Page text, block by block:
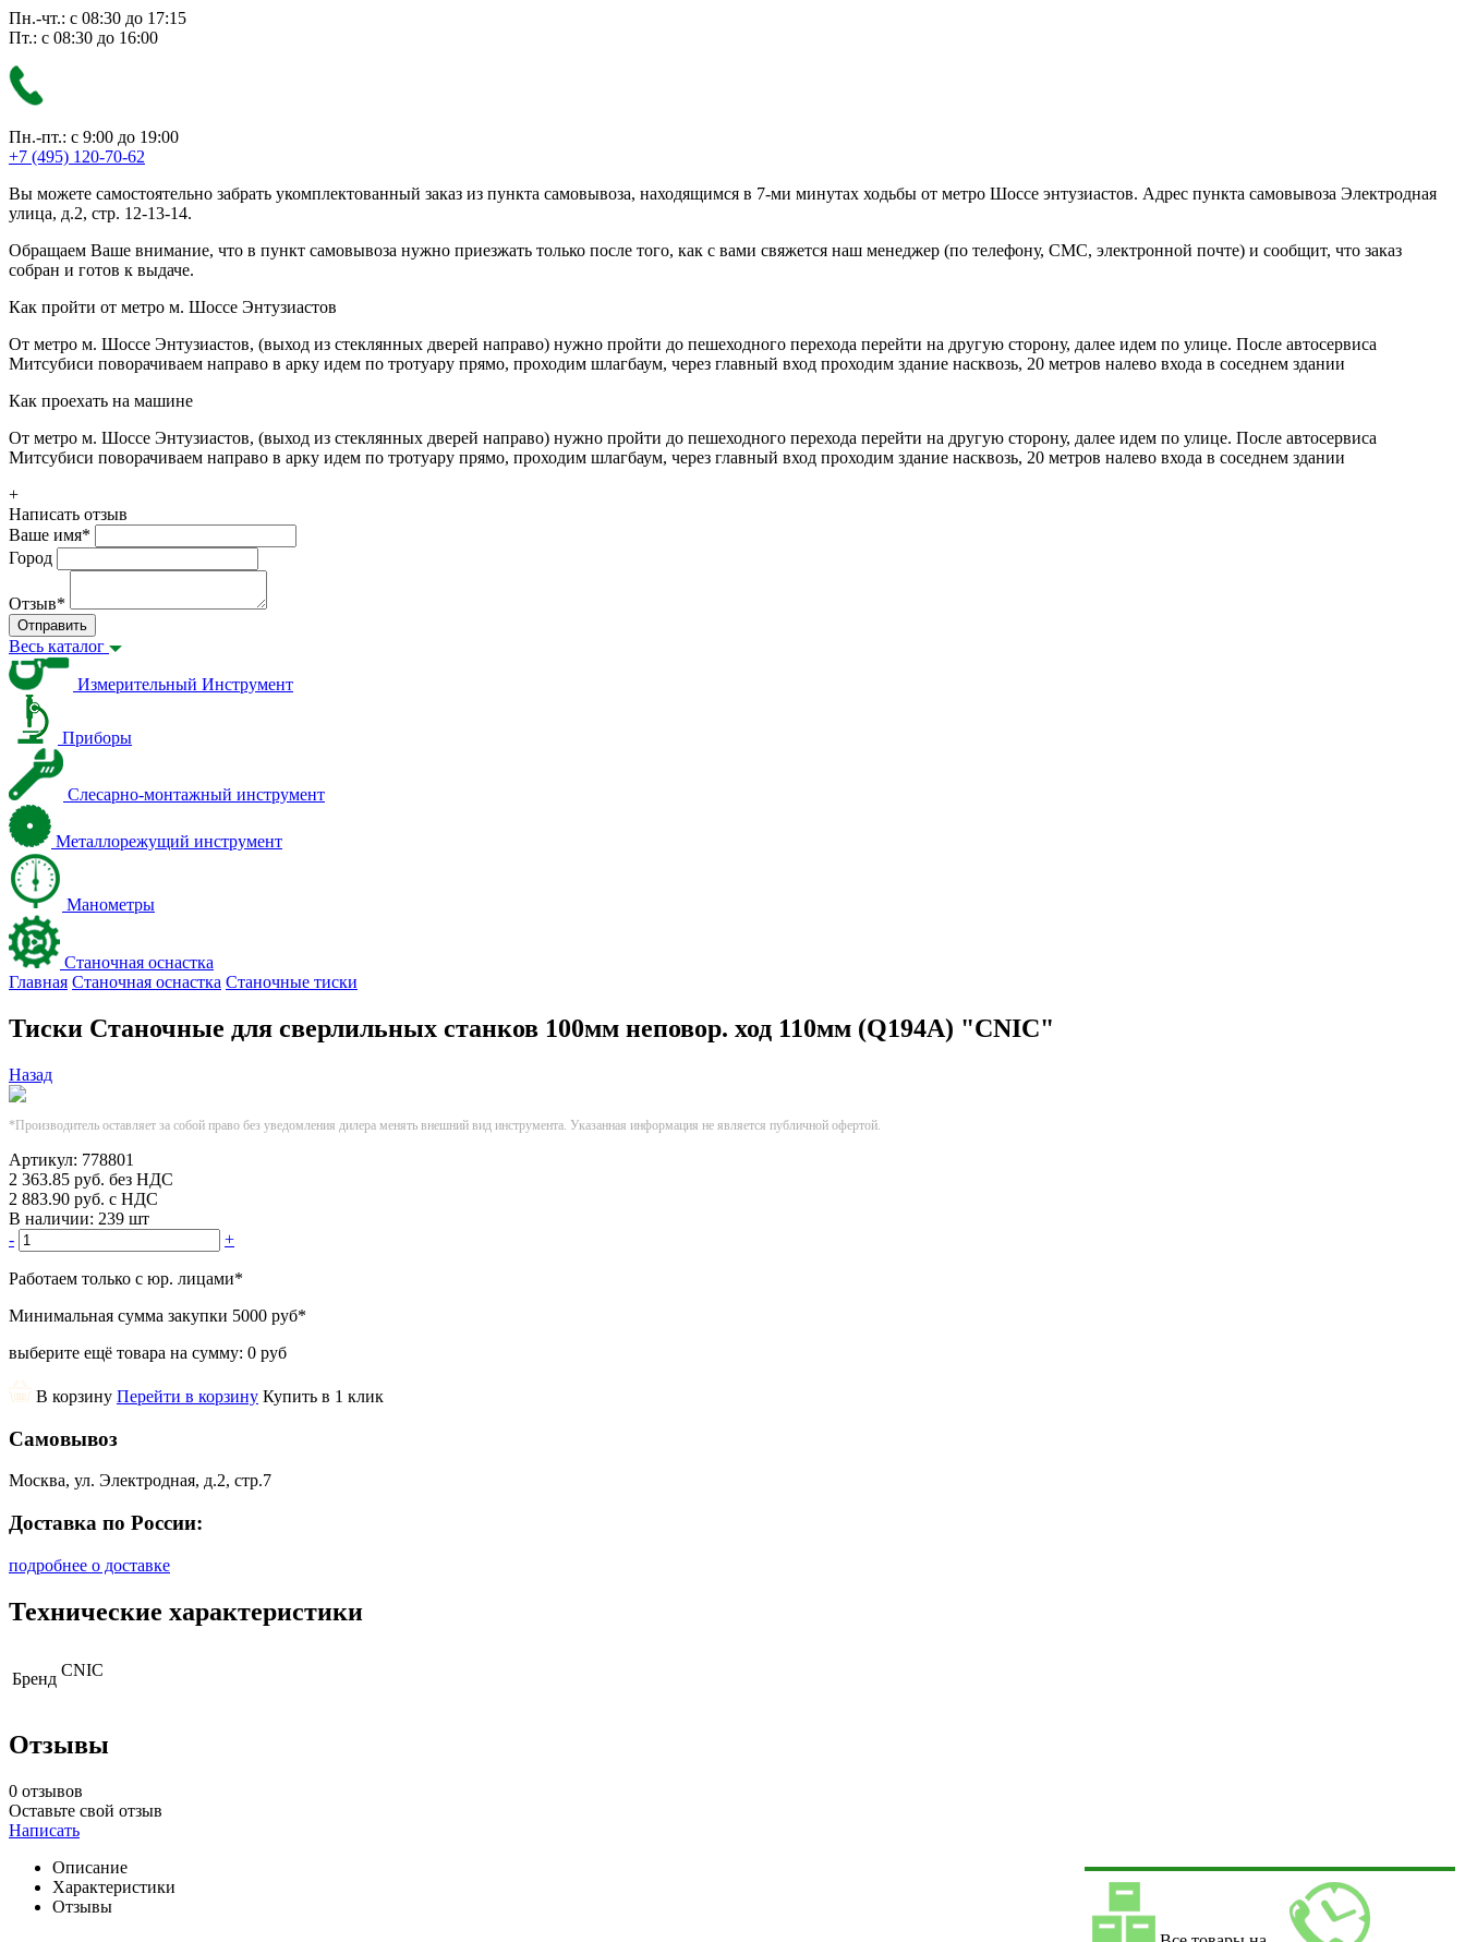
Пн.-чт.: с 08:30 до 17:15
Пт.: с 08:30 до 16:00
Пн.-пт.: с 9:00 до 19:00
+7 (495) 120-70-62
Вы можете самостоятельно забрать укомплектованный заказ из пункта самовывоза, находящимся в 7-ми минутах ходьбы от метро Шоссе энтузиастов. Адрес пункта самовывоза Электродная
улица, д.2, стр. 12-13-14.
Обращаем Ваше внимание, что в пункт самовывоза нужно приезжать только после того, как с вами свяжется наш менеджер (по телефону, СМС, электронной почте) и сообщит, что заказ
собран и готов к выдаче.
Как пройти от метро м. Шоссе Энтузиастов
От метро м. Шоссе Энтузиастов, (выход из стеклянных дверей направо) нужно пройти до пешеходного перехода перейти на другую сторону, далее идем по улице. После автосервиса
Митсубиси поворачиваем направо в арку идем по тротуару прямо, проходим шлагбаум, через главный вход проходим здание насквозь, 20 метров налево входа в соседнем здании
Как проехать на машине
От метро м. Шоссе Энтузиастов, (выход из стеклянных дверей направо) нужно пройти до пешеходного перехода перейти на другую сторону, далее идем по улице. После автосервиса
Митсубиси поворачиваем направо в арку идем по тротуару прямо, проходим шлагбаум, через главный вход проходим здание насквозь, 20 метров налево входа в соседнем здании
+
Написать отзыв
Ваше имя*
Город
Отзыв*
Отправить
Весь каталог
Измерительный Инструмент
Приборы
Слесарно-монтажный инструмент
Металлорежущий инструмент
Манометры
Станочная оснастка
Главная Станочная оснастка Станочные тиски
Тиски Станочные для сверлильных станков 100мм неповор. ход 110мм (Q194А) "CNIC"
Назад
*Производитель оставляет за собой право без уведомления дилера менять внешний вид инструмента. Указанная информация не является публичной офертой.
Артикул: 778801
2 363.85 руб. без НДС
2 883.90 руб. с НДС
В наличии: 239 шт
-
+
Работаем только с юр. лицами*
Минимальная сумма закупки 5000 руб*
выберите ещё товара на сумму: 0 руб
В корзину Перейти в корзину Купить в 1 клик
Самовывоз
Москва, ул. Электродная, д.2, стр.7
Доставка по России:
подробнее о доставке
Технические характеристики
Бренд CNIC
Отзывы
0 отзывов
Оставьте свой отзыв
Написать
Описание
Характеристики
Отзывы